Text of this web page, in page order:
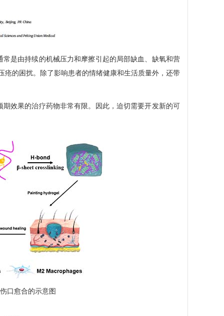
是由持续的机械压力和摩擦引起的局部缺血、缺氧和营
的困扰。除了影响患者的情绪健康和生活质量外，还带
效果的治疗药物非常有限。因此，迫切需要开发新的可
口愈合的示意图